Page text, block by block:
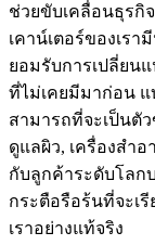
ช่วยขับเคลื่อนธุรกิ
เคาน์เตอร์ของเร
ยอมรับการเปลี่ยน
ที่ไม่เคยมีมาก่อน
สามารถที่จะเป็นตั
ดูแลผิว, เครื่องสำ
กับลูกค้าระดับโลก
กระตือรือร้นที่จะเ
เราอย่างแท้จริง